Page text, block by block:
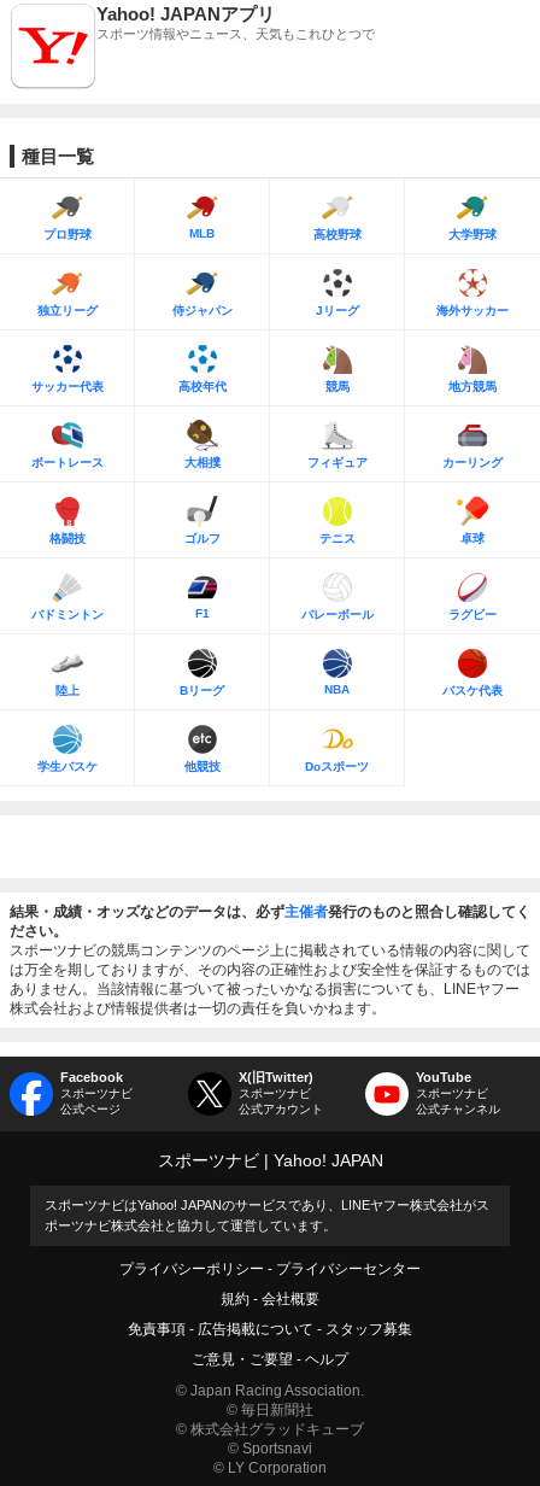
Yahoo! JAPANアプリ
スポーツ情報やニュース、天気もこれひとつで
種目一覧
プロ野球 MLB 高校野球 大学野球
独立リーグ 侍ジャパン Jリーグ 海外サッカー
サッカー代表 高校年代 競馬 地方競馬
ボートレース 大相撲 フィギュア カーリング
格闘技 ゴルフ テニス 卓球
バドミントン F1 バレーボール ラグビー
陸上 Bリーグ NBA バスケ代表
学生バスケ 他競技 Doスポーツ
結果・成績・オッズなどのデータは、必ず主催者発行のものと照合し確認してく
ださい。
スポーツナビの競馬コンテンツのページ上に掲載されている情報の内容に関して
は万全を期しておりますが、その内容の正確性および安全性を保証するものでは
ありません。当該情報に基づいて被ったいかなる損害についても、LINEヤフー
株式会社および情報提供者は一切の責任を負いかねます。
Facebook
スポーツナビ
公式ページ
X(旧Twitter)
スポーツナビ
公式アカウント
YouTube
スポーツナビ
公式チャンネル
スポーツナビ Yahoo! JAPAN
スポーツナビはYahoo! JAPANのサービスであり、LINEヤフー株式会社がス
ポーツナビ株式会社と協力して運営しています。
プライバシーポリシー
プライバシーセンター
規約
会社概要
免責事項
広告掲載について
スタッフ募集
ご意見・ご要望
ヘルプ
© Japan Racing Association.
© 毎日新聞社
© 株式会社グラッドキューブ
© Sportsnavi
© LY Corporation